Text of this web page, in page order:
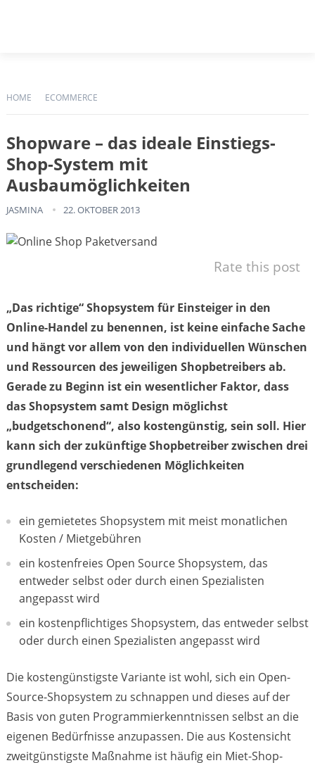
HOME ECOMMERCE
Shopware – das ideale Einstiegs-
Shop-System mit
Ausbaumöglichkeiten
JASMINA 22. OKTOBER 2013
Rate this post
„Das richtige“ Shopsystem für Einsteiger in den
Online-Handel zu benennen, ist keine einfache Sache
und hängt vor allem von den individuellen Wünschen
und Ressourcen des jeweiligen Shopbetreibers ab.
Gerade zu Beginn ist ein wesentlicher Faktor, dass
das Shopsystem samt Design möglichst
„budgetschonend“, also kostengünstig, sein soll. Hier
kann sich der zukünftige Shopbetreiber zwischen drei
grundlegend verschiedenen Möglichkeiten
entscheiden:
ein gemietetes Shopsystem mit meist monatlichen
Kosten / Mietgebühren
ein kostenfreies Open Source Shopsystem, das
entweder selbst oder durch einen Spezialisten
angepasst wird
ein kostenpflichtiges Shopsystem, das entweder selbst
oder durch einen Spezialisten angepasst wird
Die kostengünstigste Variante ist wohl, sich ein Open-
Source-Shopsystem zu schnappen und dieses auf der
Basis von guten Programmierkenntnissen selbst an die
eigenen Bedürfnisse anzupassen. Die aus Kostensicht
zweitgünstigste Maßnahme ist häufig ein Miet-Shop-